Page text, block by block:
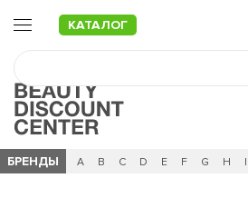
КАТАЛОГ
БРЕНДЫ
Ч 0 - 9 A B C D E F G H I